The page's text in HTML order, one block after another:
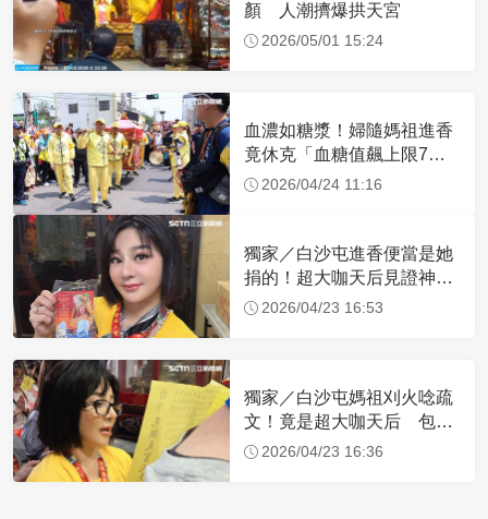
顏 人潮擠爆拱天宮
2026/05/01 15:24
血濃如糖漿！婦隨媽祖進香
竟休克「血糖值飆上限7
倍」 醫曝原因
2026/04/24 11:16
獨家／白沙屯進香便當是她
捐的！超大咖天后見證神
蹟 一靠近媽祖就爆哭
2026/04/23 16:53
獨家／白沙屯媽祖刈火唸疏
文！竟是超大咖天后 包尿
布忍尿5小時不喊累
2026/04/23 16:36